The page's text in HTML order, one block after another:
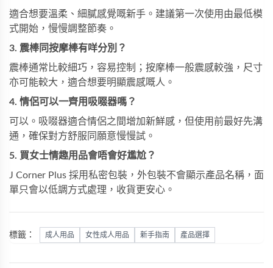
適合想要溫柔、細膩感覺嘅新手。建議第一次使用由最低模
式開始，慢慢調整節奏。
3. 震棒同按摩棒有咩分別？
震棒通常比較細巧，容易控制；按摩棒一般震感較強，尺寸
亦可能較大，適合想要明顯震感嘅人。
4. 情侶可以一齊用吸啜器嗎？
可以。吸啜器適合情侶之間增加新鮮感，但使用前最好先溝
通，確保對方舒服同願意慢慢試。
5. 買女士情趣用品會唔會好尷尬？
J Corner Plus 採用私密包裝，外包裝不會顯示產品名稱，面
單只會以低調方式處理，收貨更安心。
標籤： 成人用品 女性成人用品 新手指南 產品選擇